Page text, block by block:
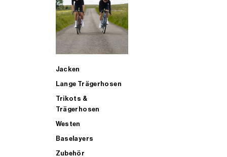
Jacken
Lange Trägerhosen
Trikots &
Trägerhosen
Westen
Baselayers
Zubehör
ALLE TRIATHLONARTIKEL FÜR MÄNNER KAUFEN